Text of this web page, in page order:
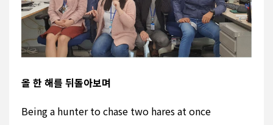
올 한 해를 뒤돌아보며
Being a hunter to chase two hares at once